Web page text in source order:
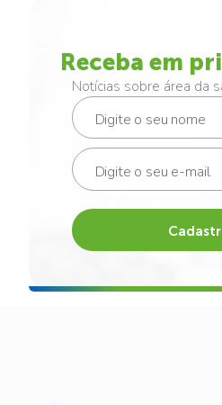
Receba em
Notícias sobre área da